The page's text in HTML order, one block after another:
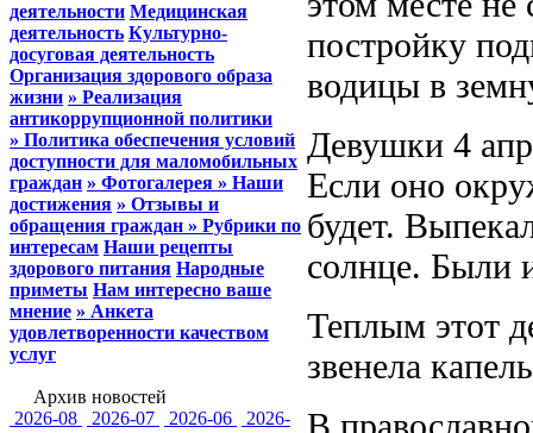
деятельности Медицинская
деятельность Культурно-
досуговая деятельность
Организация здорового образа
жизни » Реализация
антикоррупционной политики
» Политика обеспечения условий
доступности для маломобильных
граждан » Фотогалерея » Наши
достижения » Отзывы и
обращения граждан » Рубрики по
интересам Наши рецепты
здорового питания Народные
приметы Нам интересно ваше
мнение » Анкета
удовлетворенности качеством
услуг
Архив новостей
2026-08
2026-07 2026-06
2026-
постройку
водицы в
Девушки 4
Если оно
будет.
солнце. Были
Теплым этот
звенела